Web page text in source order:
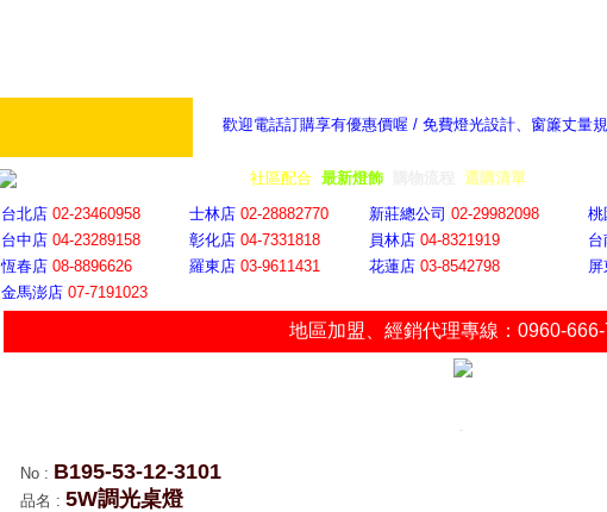
歡迎電話訂購享有優惠價喔 / 免費燈光設計、窗簾丈量
社區配合 最新燈飾 選購清單
台北店 02-23460958 士林店 02-28882770 新莊總公司 02-29982098 桃
台中店 04-23289158 彰化店 04-7331818 員林店 04-8321919 台
恆春店 08-8896626 羅東店 03-9611431 花蓮店 03-8542798 屏
金馬澎店 07-7191023
地區加盟 經銷代理專線：0960-
No : B195-53-12-3101
品名 : 5W調光桌燈